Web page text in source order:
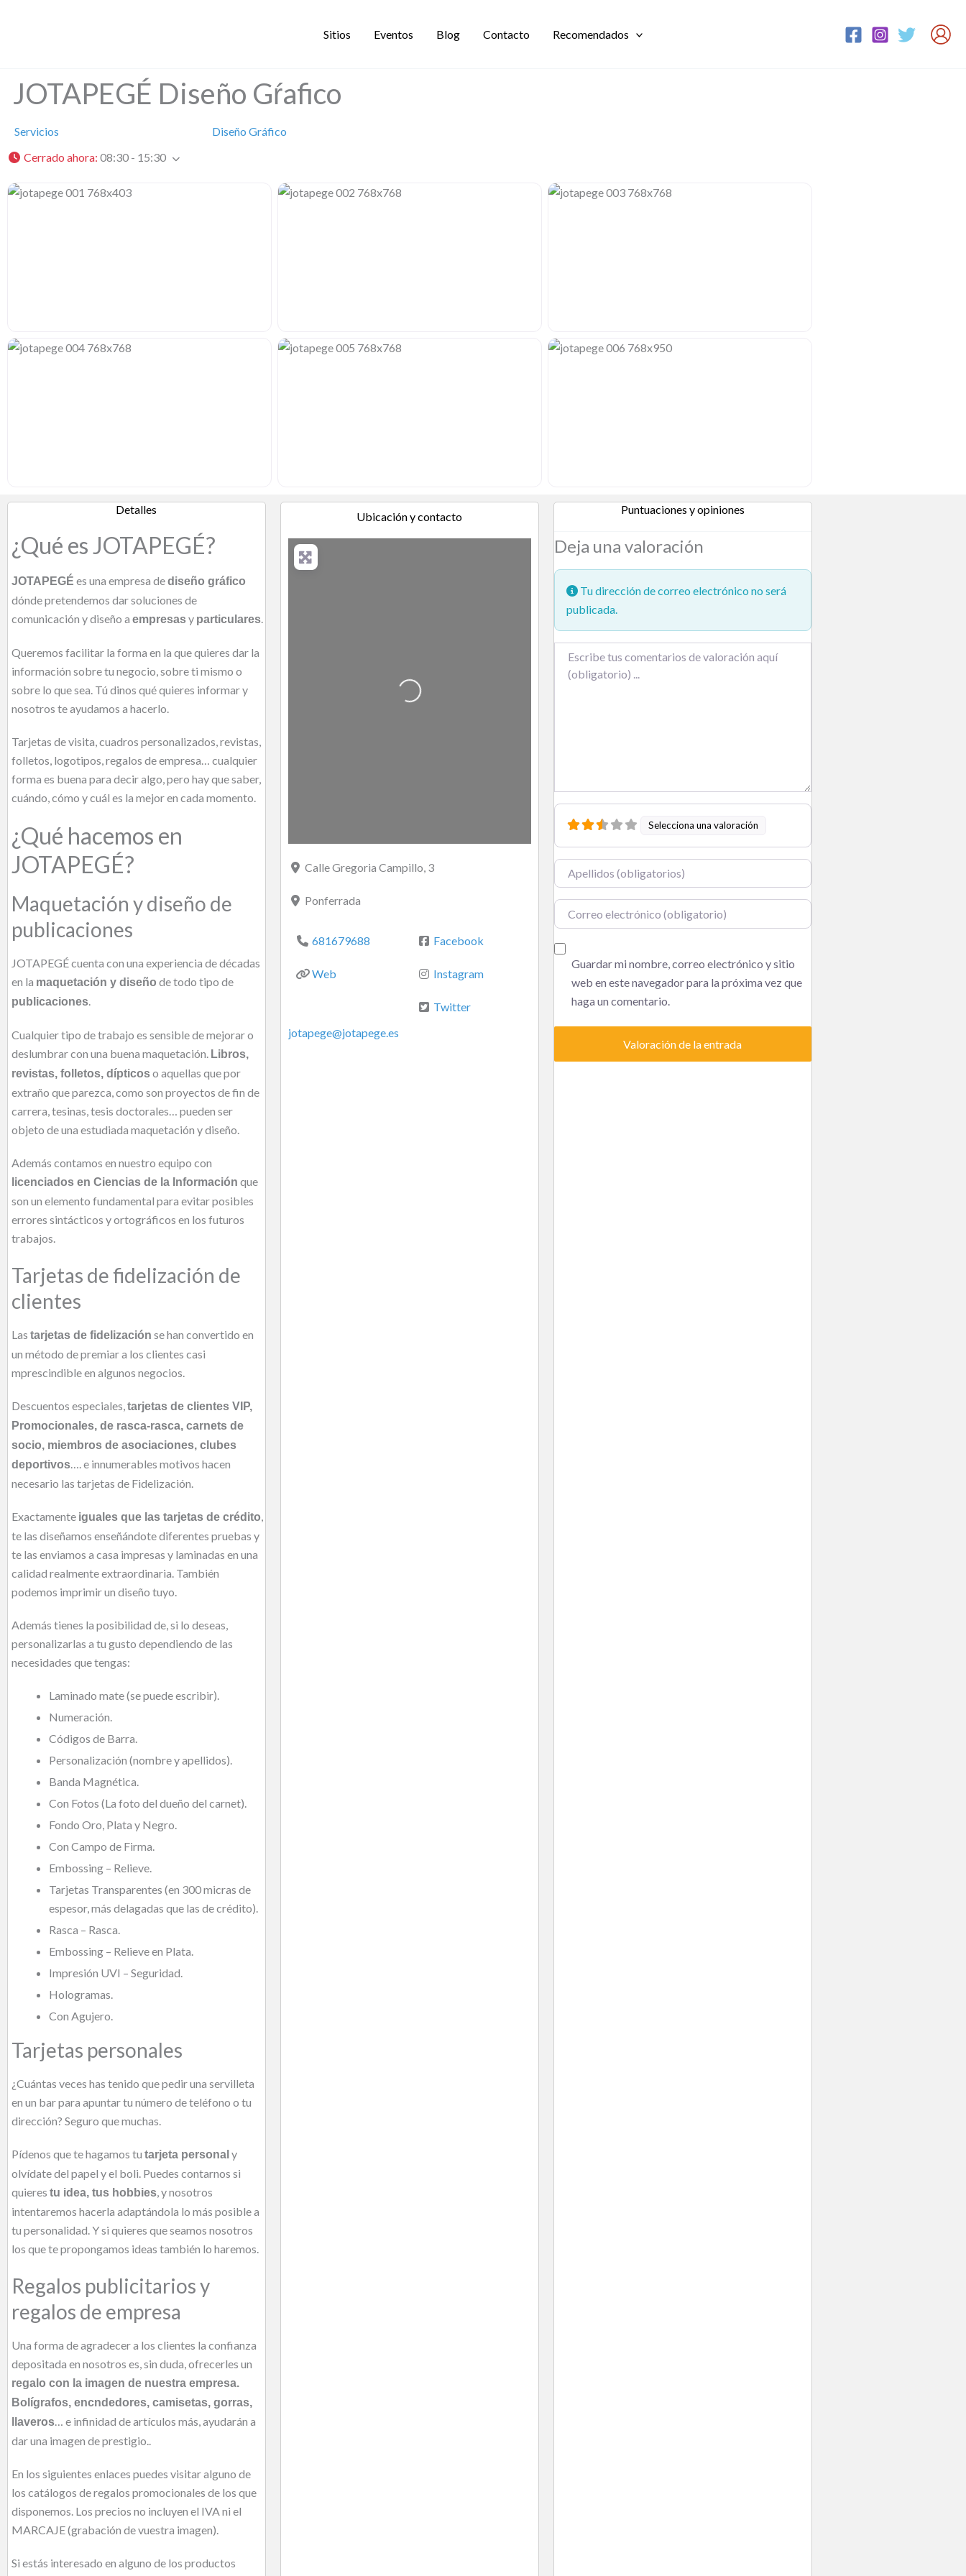
Sitios Eventos Blog Contacto Recomendados
JOTAPEGÉ Diseño Gŕafico
Servicios
Diseño Gráfico
Cerrado ahora: 08:30 - 15:30
Detalles
¿Qué es JOTAPEGÉ?
JOTAPEGÉ es una empresa dediseño gráfico
dónde pretendemos dar soluciones de
comunicación y diseño a empresasy particulares
Queremos facilitar la forma en la que quieres dar la
información sobre tu negocio, sobre ti mismo o
sobre lo que sea. Tú dinos qué quieres informar y
nosotros te ayudamos a hacerlo.
Tarjetas de visita, cuadros personalizados, revistas,
folletos, logotipos, regalos de empresa… cualquier
forma es buena para decir algo, pero hay que saber,
cuándo, cómo y cuál es la mejor en cada momento.
¿Qué hacemos en
JOTAPEGÉ?
Maquetación y diseño de
publicaciones
JOTAPEGÉ cuenta con una experiencia de décadas
en la maquetación y diseño de todo tipo de
publicaciones
Cualquier tipo de trabajo es sensible de mejorar o
deslumbrar con una buena maquetación. Libros,
revistas, folletos, dípticoso aquellas que por
extraño que parezca, como son proyectos de fin de
carrera, tesinas, tesis doctorales… pueden ser
objeto de una estudiada maquetación y diseño.
Además contamos en nuestro equipo con
licenciados en Ciencias de la Información que
son un elemento fundamental para evitar posibles
errores sintácticos y ortográficos en los futuros
trabajos.
Tarjetas de fidelización de
clientes
Las tarjetas de fidelización se han convertido en
un método de premiar a los clientes casi
mprescindible en algunos negocios.
Descuentos especiales, tarjetas de clientes VIP,
Promocionales, de rasca-rasca, carnets de
socio, miembros de asociaciones, clubes
deportivos …. e innumerables motivos hacen
necesario las tarjetas de Fidelización.
Exactamente iguales que las tarjetas de crédito
te las diseñamos enseñándote diferentes pruebas y
te las enviamos a casa impresas y laminadas en una
calidad realmente extraordinaria. También
podemos imprimir un diseño tuyo.
Además tienes la posibilidad de, si lo deseas,
personalizarlas a tu gusto dependiendo de las
necesidades que tengas:
Laminado mate (se puede escribir).
Numeración.
Códigos de Barra.
Personalización (nombre y apellidos).
Banda Magnética.
Con Fotos (La foto del dueño del carnet).
Fondo Oro, Plata y Negro.
Con Campo de Firma.
Embossing – Relieve.
Tarjetas Transparentes (en 300 micras de
espesor, más delagadas que las de crédito).
Rasca – Rasca.
Embossing – Relieve en Plata.
Impresión UVI – Seguridad.
Hologramas.
Con Agujero.
Tarjetas personales
¿Cuántas veces has tenido que pedir una servilleta
en un bar para apuntar tu número de teléfono o tu
dirección? Seguro que muchas.
Pídenos que te hagamos tu tarjeta personal y
olvídate del papel y el boli. Puedes contarnos si
quieres tu idea, tus hobbies , y nosotros
intentaremos hacerla adaptándola lo más posible a
tu personalidad. Y si quieres que seamos nosotros
los que te propongamos ideas también lo haremos.
Regalos publicitarios y
regalos de empresa
Una forma de agradecer a los clientes la confianza
depositada en nosotros es, sin duda, ofrecerles un
regalo con la imagen de nuestra empresa.
Bolígrafos, encndedores, camisetas, gorras,
llaveros … e infinidad de artículos más, ayudarán a
dar una imagen de prestigio..
En los siguientes enlaces puedes visitar alguno de
los catálogos de regalos promocionales de los que
disponemos. Los precios no incluyen el IVA ni el
MARCAJE (grabación de vuestra imagen).
Si estás interesado en alguno de los productos
Ubicación y contacto
Cargando…
Calle Gregoria Campillo, 3
Ponferrada
681679688
Web
Facebook
Instagram
Twitter
jotapege@jotapege.es
Puntuaciones y opiniones
Deja una valoración
Tu dirección de correo electrónico no será
publicada.
Texto de la reseña
Selecciona una valoración
Nombre
Correo electrónico
Guardar mi nombre, correo electrónico y sitio
web en este navegador para la próxima vez que
haga un comentario.